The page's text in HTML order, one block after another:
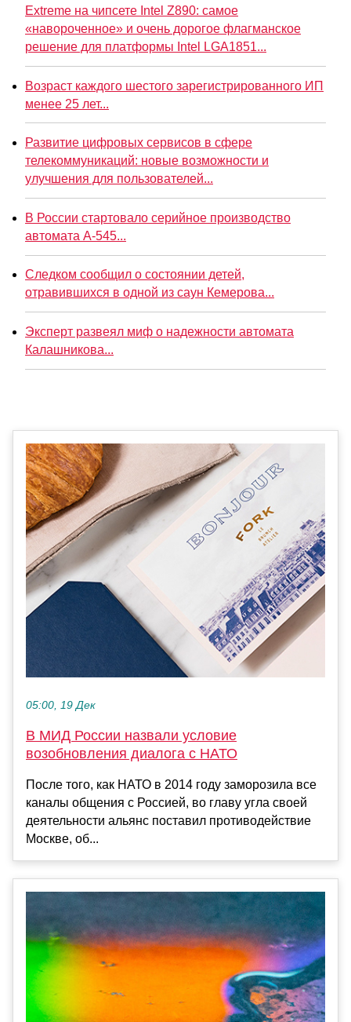
Extreme на чипсете Intel Z890: самое
«навороченное» и очень дорогое флагманское
решение для платформы Intel LGA1851...
Возраст каждого шестого зарегистрированного ИП
менее 25 лет...
Развитие цифровых сервисов в сфере
телекоммуникаций: новые возможности и
улучшения для пользователей...
В России стартовало серийное производство
автомата А-545...
Следком сообщил о состоянии детей,
отравившихся в одной из саун Кемерова...
Эксперт развеял миф о надежности автомата
Калашникова...
05:00, 19 Дек
В МИД России назвали условие
возобновления диалога с НАТО
После того, как НАТО в 2014 году заморозила все
каналы общения с Россией, во главу угла своей
деятельности альянс поставил противодействие
Москве, об...